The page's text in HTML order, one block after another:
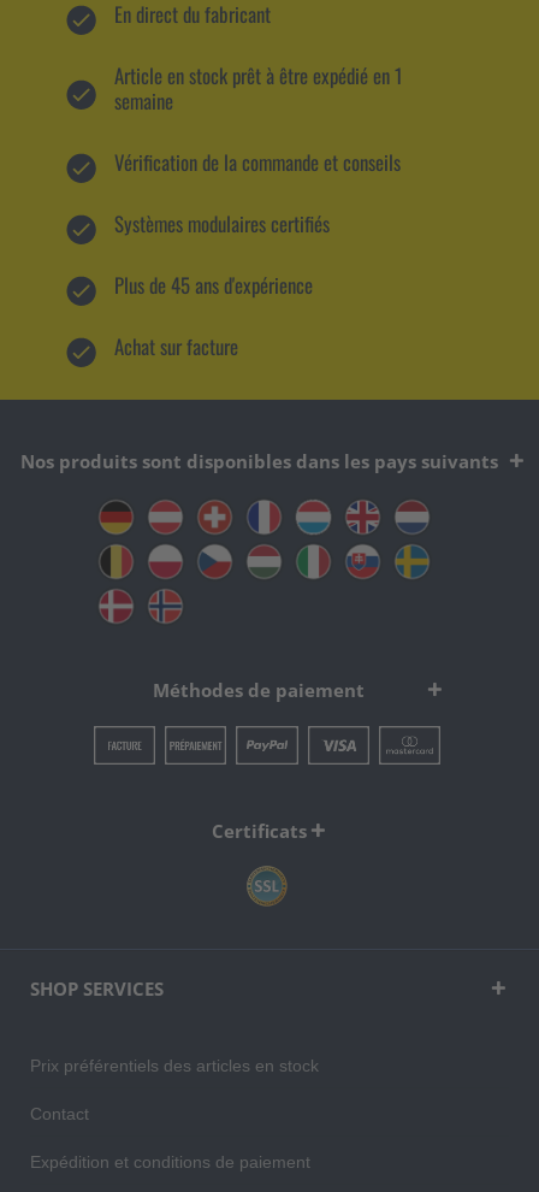
En direct du fabricant
Article en stock prêt à être expédié en 1
semaine
Vérification de la commande et conseils
Systèmes modulaires certifiés
Plus de 45 ans d'expérience
Achat sur facture
Nos produits sont disponibles dans les pays suivants
Méthodes de paiement
Certificats
SHOP SERVICES
Prix préférentiels des articles en stock
Contact
Expédition et conditions de paiement